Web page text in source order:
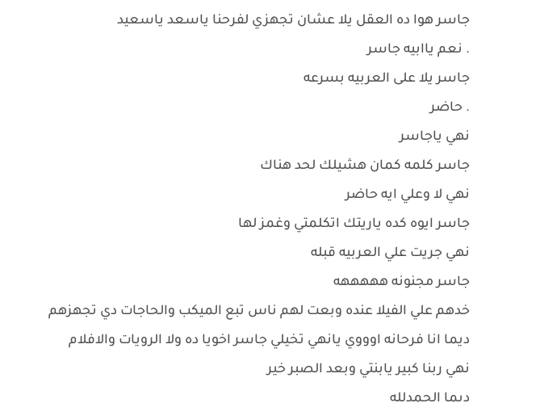
جاسر هوا ده العقل يلا عشان تجهزي لفرحنا ياسعد ياسعيد
. نعم ياابيه جاسر
جاسر يلا على العربيه بسرعه
. حاضر
نهي ياجاسر
جاسر كلمه كمان هشيلك لحد هناك
نهي لا وعلي ايه حاضر
جاسر ايوه كده ياريتك اتكلمتي وغمز لها
نهي جريت علي العربيه قبله
جاسر مجنونه هههههه
خدهم علي الفيلا عنده وبعت لهم ناس تبع الميكب والحاجات دي تجهزهم
ديما انا فرحانه اوووي يانهي تخيلي جاسر اخويا ده ولا الرويات والافلام
نهي ربنا كبير يابنتي وبعد الصبر خير
ديما الحمدلله